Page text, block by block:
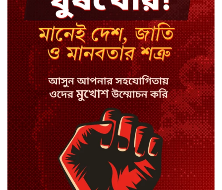
ইবির ৪৪ শিক্ষকের বিরুদ্ধে
রাষ্ট্রবিরোধিতার তদন্ত কমিটি
বাংলাদেশে চালু হলো থাই কফি চেইন
ক্যাফে আমাজন
হাসিনাকে সুযোগ দিয়ে সার্বভৌমত্বে
আঘাত: রিজভী
ডিজিটাল ভূমি সেবায় জবাবদিহি
নিশ্চিতের নির্দেশ